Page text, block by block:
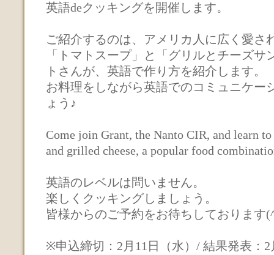
英語deクッキングを開催します。
ご紹介するのは、アメリカ人に広く愛さ
「トマトスープ」と「グリルとチーズサ
トさんが、英語で作り方を紹介します。
お料理をしながら英語でのコミュニケー
ょう♪
Come join Grant, the Nanto CIR, and learn
and grilled cheese, a popular food
英語のレベルは問いません。
楽しくクッキングしましょう。
皆様からのご予約をお待ちしております
※申込締切：2月11日（水）/ 結果発表：2